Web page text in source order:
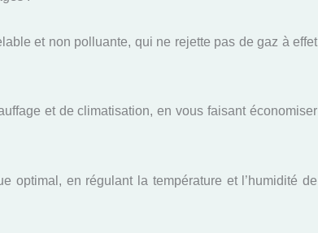
et non polluante, qui ne rejette pas de gaz à effet
et de climatisation, en vous faisant économiser
optimal, en régulant la température et l’humidité de